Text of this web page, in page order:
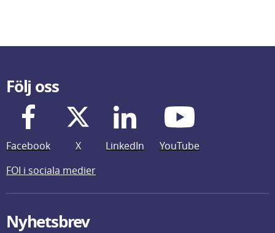
Följ oss
Facebook X LinkedIn
YouTube
FOI i sociala medier
Nyhetsbrev